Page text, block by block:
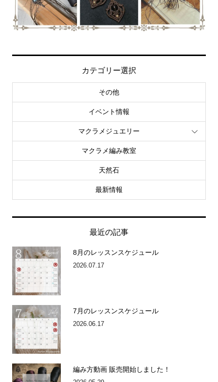
カテゴリー選択
その他
イベント情報
マクラメジュエリー
マクラメ編み教室
天然石
最新情報
最近の記事
8月のレッスンスケジュール
2026.07.17
7月のレッスンスケジュール
2026.06.17
編み方動画 販売開始しました！